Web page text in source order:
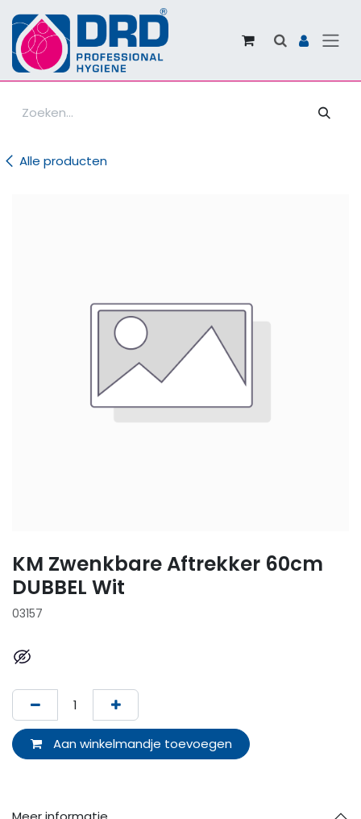
Alle producten
KM Zwenkbare Aftrekker 60cm
DUBBEL Wit
03157
Aan winkelmandje toevoegen